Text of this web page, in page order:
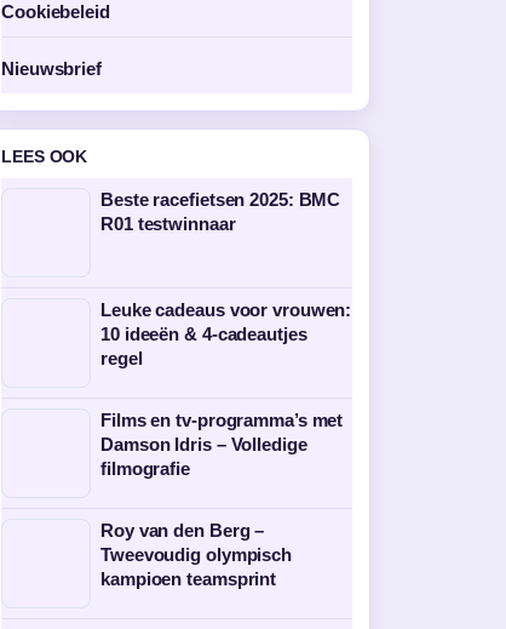
Cookiebeleid
Nieuwsbrief
LEES OOK
Beste racefietsen 2025: BMC
R01 testwinnaar
Leuke cadeaus voor vrouwen:
10 ideeën & 4-cadeautjes
regel
Films en tv-programma’s met
Damson Idris – Volledige
filmografie
Roy van den Berg –
Tweevoudig olympisch
kampioen teamsprint